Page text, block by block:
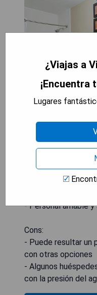
- Habitación con
- Instalaciones
- Ubicación
- Personal amable y
Cons:
- Puede resultar un
con otras opciones
- Algunos
con la presión del
¿Viajas a
¡Encuentra
Lugares